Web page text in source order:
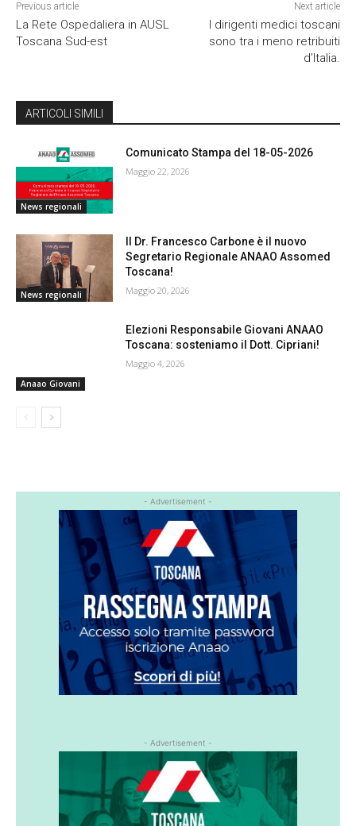
Previous article
La Rete Ospedaliera in AUSL
Toscana Sud-est
Next article
I dirigenti medici toscani
sono tra i meno retribuiti
d’Italia.
ARTICOLI SIMILI
News regionali
Comunicato Stampa del 18-05-2026
Maggio 22, 2026
News regionali
Il Dr. Francesco Carbone è il nuovo
Segretario Regionale ANAAO Assomed
Toscana!
Maggio 20, 2026
Anaao Giovani
Elezioni Responsabile Giovani ANAAO
Toscana: sosteniamo il Dott. Cipriani!
Maggio 4, 2026
- Advertisement -
- Advertisement -